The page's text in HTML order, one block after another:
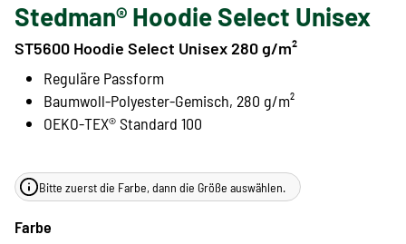
Stedman® Hoodie Select Unisex
ST5600 Hoodie Select Unisex 280 g/m²
Reguläre Passform
Baumwoll-Polyester-Gemisch, 280 g/m²
OEKO-TEX® Standard 100
Bitte zuerst die Farbe, dann die Größe auswählen.
Farbe